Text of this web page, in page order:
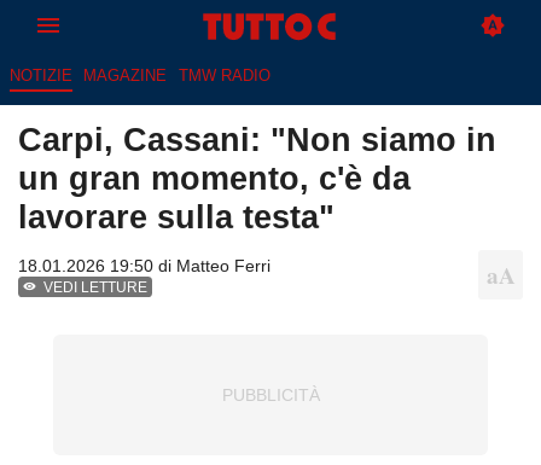
NOTIZIE MAGAZINE TMW RADIO
Carpi, Cassani: "Non siamo in
un gran momento, c'è da
lavorare sulla testa"
18.01.2026 19:50 di Matteo Ferri
VEDI LETTURE